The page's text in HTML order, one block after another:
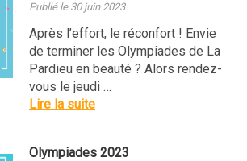
Publié le 30 juin 2023
Après l’effort, le réconfort ! Envie
de terminer les Olympiades de La
Pardieu en beauté ? Alors rendez-
vous le jeudi …
Lire la suite
Olympiades 2023